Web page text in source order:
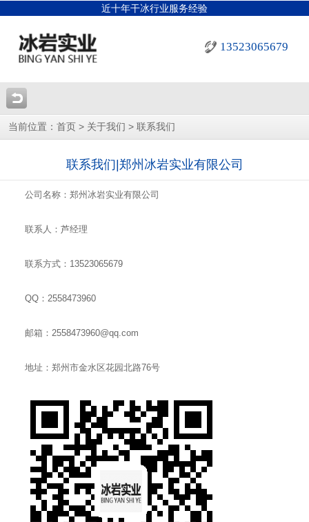
近十年干冰行业服务经验
13523065679
当前位置： 首页 > 关于我们 > 联系我们
联系我们|郑州冰岩实业有限公司
公司名称：郑州冰岩实业有限公司
联系人：芦经理
联系方式：13523065679
QQ：2558473960
邮箱：2558473960@qq.com
地址：郑州市金水区花园北路76号